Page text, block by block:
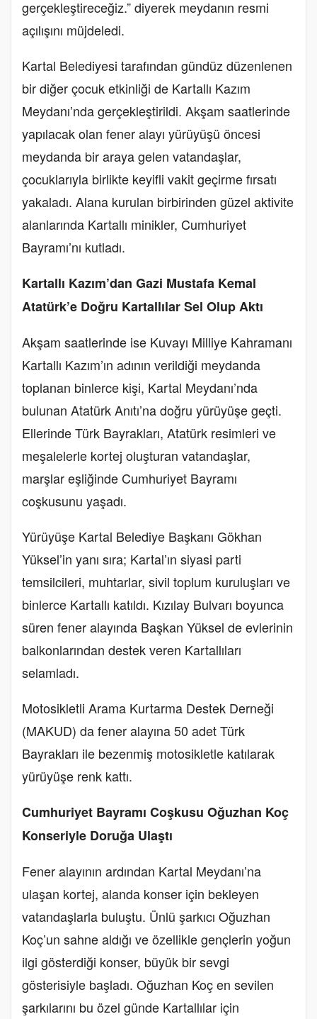
gerçekleştireceğiz.” diyerek meydanın resmi
açılışını müjdeledi.
Kartal Belediyesi tarafından gündüz düzenlenen
bir diğer çocuk etkinliği de Kartallı Kazım
Meydanı’nda gerçekleştirildi. Akşam saatlerinde
yapılacak olan fener alayı yürüyüşü öncesi
meydanda bir araya gelen vatandaşlar,
çocuklarıyla birlikte keyifli vakit geçirme fırsatı
yakaladı. Alana kurulan birbirinden güzel aktivite
alanlarında Kartallı minikler, Cumhuriyet
Bayramı’nı kutladı.
Kartallı Kazım’dan Gazi Mustafa Kemal
Atatürk’e Doğru Kartallılar Sel Olup Aktı
Akşam saatlerinde ise Kuvayı Milliye Kahramanı
Kartallı Kazım’ın adının verildiği meydanda
toplanan binlerce kişi, Kartal Meydanı’nda
bulunan Atatürk Anıtı’na doğru yürüyüşe geçti.
Ellerinde Türk Bayrakları, Atatürk resimleri ve
meşalelerle kortej oluşturan vatandaşlar,
marşlar eşliğinde Cumhuriyet Bayramı
coşkusunu yaşadı.
Yürüyüşe Kartal Belediye Başkanı Gökhan
Yüksel’in yanı sıra; Kartal’ın siyasi parti
temsilcileri, muhtarlar, sivil toplum kuruluşları ve
binlerce Kartallı katıldı. Kızılay Bulvarı boyunca
süren fener alayında Başkan Yüksel de evlerinin
balkonlarından destek veren Kartallıları
selamladı.
Motosikletli Arama Kurtarma Destek Derneği
(MAKUD) da fener alayına 50 adet Türk
Bayrakları ile bezenmiş motosikletle katılarak
yürüyüşe renk kattı.
Cumhuriyet Bayramı Coşkusu Oğuzhan Koç
Konseriyle Doruğa Ulaştı
Fener alayının ardından Kartal Meydanı’na
ulaşan kortej, alanda konser için bekleyen
vatandaşlarla buluştu. Ünlü şarkıcı Oğuzhan
Koç’un sahne aldığı ve özellikle gençlerin yoğun
ilgi gösterdiği konser, büyük bir sevgi
gösterisiyle başladı. Oğuzhan Koç en sevilen
şarkılarını bu özel günde Kartallılar için